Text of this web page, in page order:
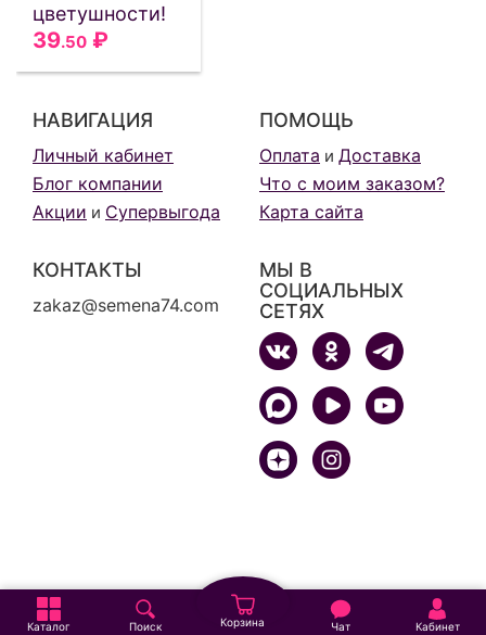
цветушности!
39.50 ₽
НАВИГАЦИЯ
Личный кабинет
Блог компании
Акции и Супервыгода
ПОМОЩЬ
Оплата и Доставка
Что с моим заказом?
Карта сайта
КОНТАКТЫ
zakaz@semena74.com
МЫ В
СОЦИАЛЬНЫХ
СЕТЯХ
Каталог Поиск Корзина Чат Кабинет